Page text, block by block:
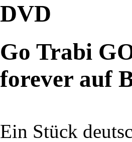
DVD
Go Trabi
forever auf
Ein Stück